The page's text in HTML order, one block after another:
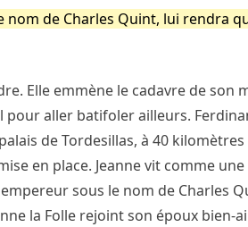
nom de Charles Quint, lui rendra
Elle emmène le cadavre de son
pour aller batifoler ailleurs.
de Tordesillas, à 40 kilomètres
en place. Jeanne vit comme
sous le nom de Charles
la Folle rejoint son époux bien-